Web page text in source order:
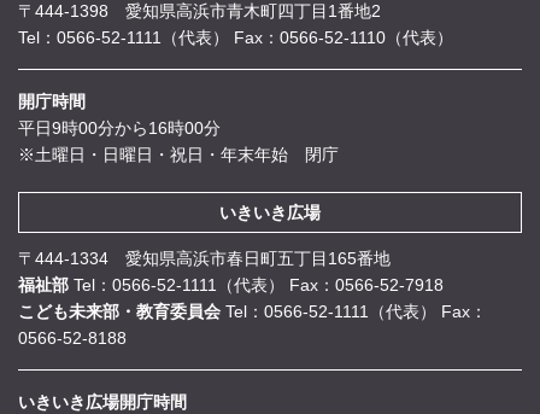
〒444-1398 愛知県高浜市青木町四丁目1番地2
Tel：0566-52-1111（代表）
Fax：0566-52-1110（代表）
開庁時間
平日9時00分から16時00分
※土曜日・日曜日・祝日・年末年始 閉庁
いきいき広場
〒444-1334 愛知県高浜市春日町五丁目165番地
福祉部 Tel：0566-52-1111（代表）
Fax：0566-52-7918
こども未来部・教育委員会 Tel：0566-52-1111（代表）
Fax：
0566-52-8188
いきいき広場開庁時間